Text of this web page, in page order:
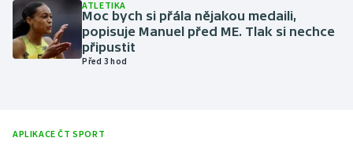
Olympijské hry
Parasport
ATLETIKA
Moc bych si přála nějakou medaili,
popisuje Manuel před ME. Tlak si nechce
připustit
Před 3 hod
APLIKACE ČT SPORT